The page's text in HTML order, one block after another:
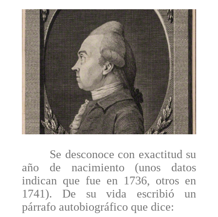
Se desconoce con exactitud su
año de nacimiento (unos datos
indican que fue en 1736, otros en
1741). De su vida escribió un
párrafo autobiográfico que dice: